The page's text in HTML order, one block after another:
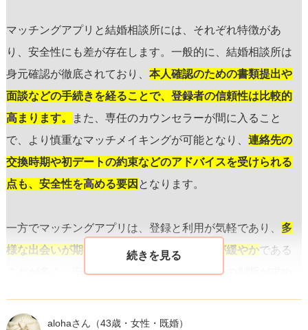
マッチングアプリと結婚相談所には、それぞれ特徴があ
り、安全性にも差が存在します。一般的に、結婚相談所は
身元確認が徹底されており、 本人確認のための書類提出や
面談などの手続きを経ることで、登録者の信頼性は比較的
高まります。
また、専任のカウンセラーが間に入ること
で、より慎重なマッチメイキングが可能となり、 連絡先の
交換時期や初デートの約束などのアドバイスを受けられる
点も、安全性を高める要因 となります。
一方でマッチングアプリは、登録と利用が気軽であり、 多
様な出会いが期待できる一方で、身元確認が緩やかである
ことが多く、安全性に関してはユーザー自身の判断が求め
えず、
厳格な身元確認や信頼性の高いシステムを導入して
alohaさん （43歳・女性・既婚）